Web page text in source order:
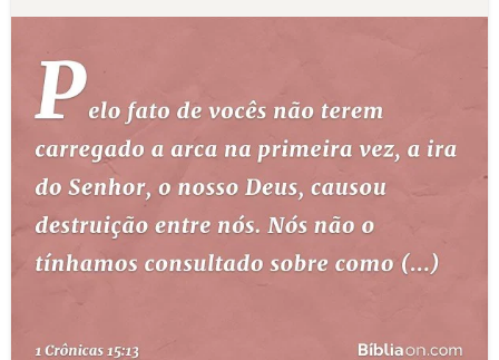
ESTUDOS BÍBLICOS
ESBOÇOS DE PREGAÇÃO
TEMAS
PERGUNTE À BÍBLIA IA